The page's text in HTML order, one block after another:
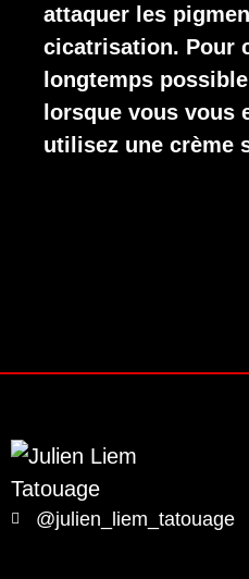
attaquer les
cicatrisation. Pour
longtemps
lorsque vous vous
utilisez une crème
@julien_liem_tatouage